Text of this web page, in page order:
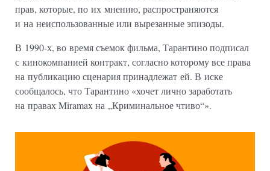
прав, которые, по их мнению, распространяются
и на неиспользованные или вырезанные эпизоды.
В 1990-х, во время съемок фильма, Тарантино подписал
с кинокомпанией контракт, согласно которому все права
на публикацию сценария принадлежат ей. В иске
сообщалось, что Тарантино «хочет лично заработать
на правах Miramax на „Криминальное чтиво“».